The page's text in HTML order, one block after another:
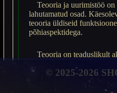
Teooria ja uurimistöö
lahutamatud osad.
teooria üldiseid
põhiaspektidega.
Teooria on teaduslikult
Teooriad pakuvad
vaatluste tõlgendamiseks
uurimistöö ja hariduse
© 2025-2026